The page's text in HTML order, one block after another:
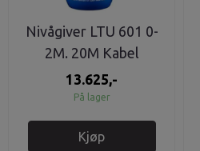
Nivågiver LTU 601 0-
2M. 20M Kabel
13.625,-
På lager
Kjøp